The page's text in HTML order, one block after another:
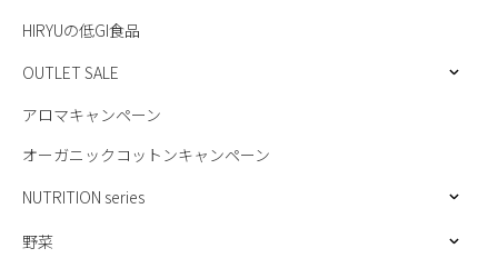
HIRYUの低GI食品
OUTLET SALE
アロマキャンペーン
オーガニックコットンキャンペーン
NUTRITION series
野菜